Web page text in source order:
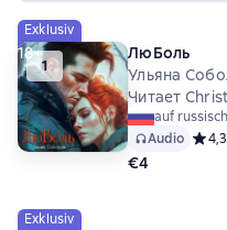
Exklusiv
18+
1
ЛюБоль
Ульяна
Читает
auf russisch
Audio
4,3
€4
Exklusiv